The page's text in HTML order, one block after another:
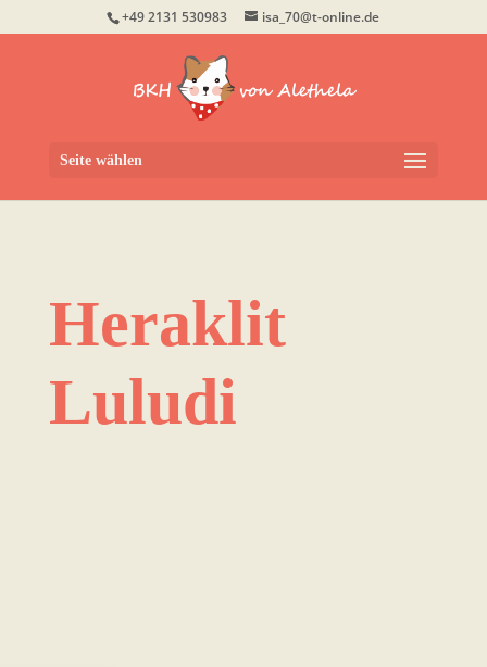
+49 2131 530983 isa_70@t-online.de
Seite wählen
Heraklit
Luludi